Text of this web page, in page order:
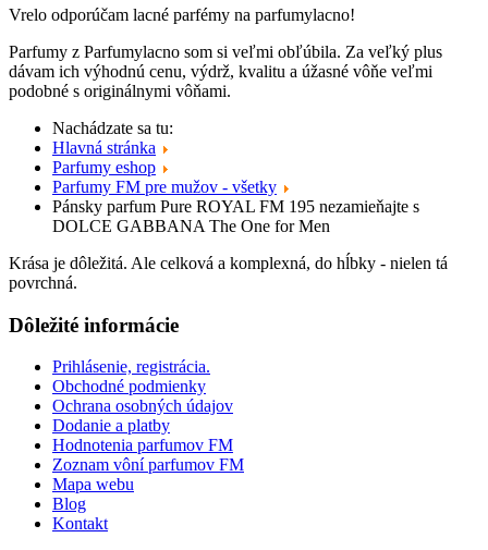
Vrelo odporúčam lacné parfémy na parfumylacno!
Parfumy z Parfumylacno som si veľmi obľúbila. Za veľký plus
dávam ich výhodnú cenu, výdrž, kvalitu a úžasné vôňe veľmi
podobné s originálnymi vôňami.
Nachádzate sa tu:
Hlavná stránka
Parfumy eshop
Parfumy FM pre mužov - všetky
Pánsky parfum Pure ROYAL FM 195 nezamieňajte s
DOLCE GABBANA The One for Men
Krása je dôležitá. Ale celková a komplexná, do hĺbky - nielen tá
povrchná.
Dôležité informácie
Prihlásenie, registrácia.
Obchodné podmienky
Ochrana osobných údajov
Dodanie a platby
Hodnotenia parfumov FM
Zoznam vôní parfumov FM
Mapa webu
Blog
Kontakt